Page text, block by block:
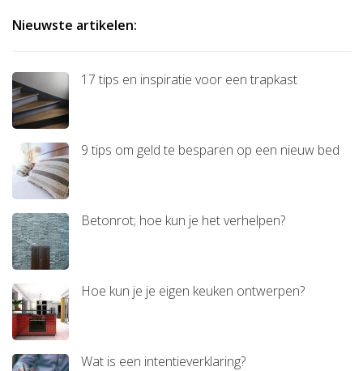
Nieuwste artikelen:
17 tips en inspiratie voor een trapkast
9 tips om geld te besparen op een nieuw bed
Betonrot; hoe kun je het verhelpen?
Hoe kun je je eigen keuken ontwerpen?
Wat is een intentieverklaring?